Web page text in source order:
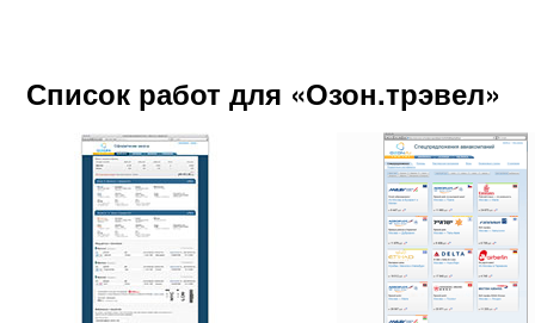
Список работ для «Озон.трэвел»